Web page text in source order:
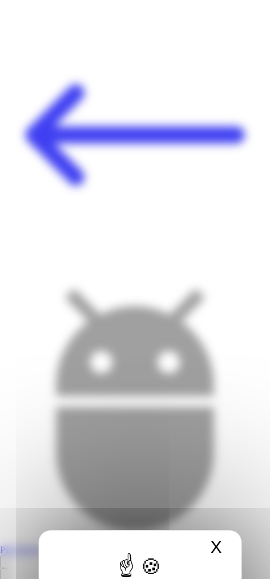
X
PROMOS.GP